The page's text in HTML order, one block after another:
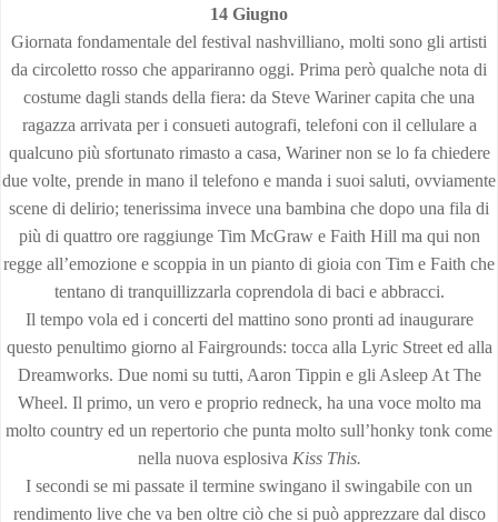
14 Giugno
Giornata fondamentale del festival nashvilliano, molti sono gli artisti
da circoletto rosso che appariranno oggi. Prima però qualche nota di
costume dagli stands della fiera: da Steve Wariner capita che una
ragazza arrivata per i consueti autografi, telefoni con il cellulare a
qualcuno più sfortunato rimasto a casa, Wariner non se lo fa chiedere
due volte, prende in mano il telefono e manda i suoi saluti, ovviamente
scene di delirio; tenerissima invece una bambina che dopo una fila di
più di quattro ore raggiunge Tim McGraw e Faith Hill ma qui non
regge all’emozione e scoppia in un pianto di gioia con Tim e Faith che
tentano di tranquillizzarla coprendola di baci e abbracci.
Il tempo vola ed i concerti del mattino sono pronti ad inaugurare
questo penultimo giorno al Fairgrounds: tocca alla Lyric Street ed alla
Dreamworks. Due nomi su tutti, Aaron Tippin e gli Asleep At The
Wheel. Il primo, un vero e proprio redneck, ha una voce molto ma
molto country ed un repertorio che punta molto sull’honky tonk come
nella nuova esplosiva Kiss This.
I secondi se mi passate il termine swingano il swingabile con un
rendimento live che va ben oltre ciò che si può apprezzare dal disco